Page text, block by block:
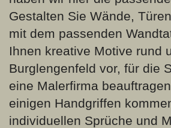
Gestalten Sie Wände,
mit dem passenden
Ihnen kreative Motive rund
Burglengenfeld vor, für die
eine Malerfirma
einigen Handgriffen
individuellen Sprüche und